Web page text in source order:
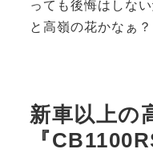
っても後悔はしな
と高嶺の花かなぁ？
新車以上の
『